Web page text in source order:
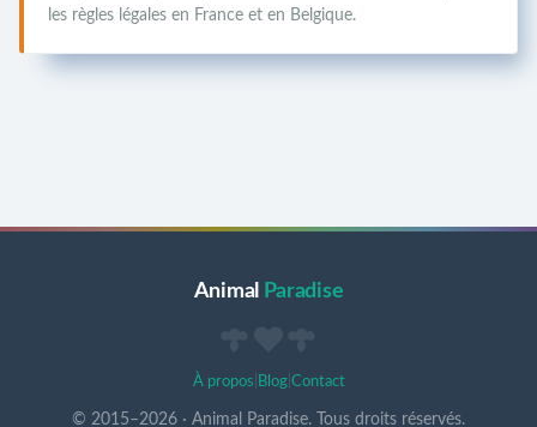
les règles légales en France et en Belgique.
Animal Paradise
À propos Blog| Contact
© 2015–2026 · Animal Paradise. Tous droits réservés.